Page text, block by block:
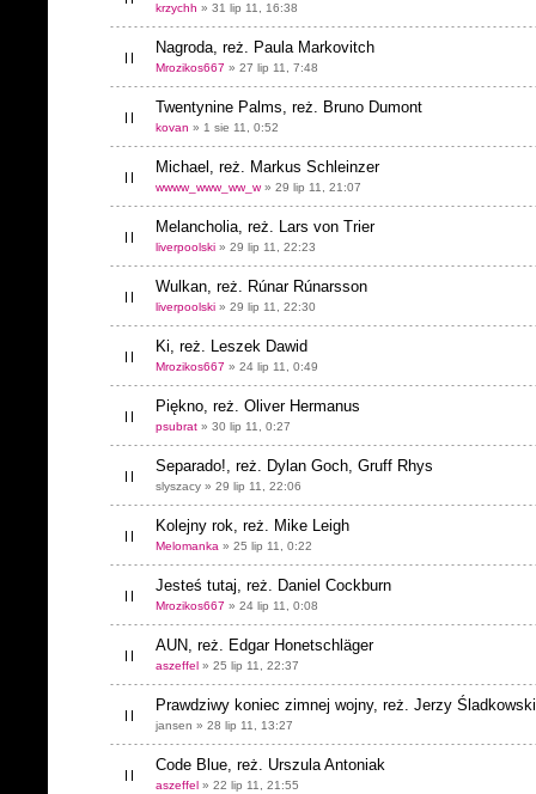
krzychh » 31 lip 11, 16:38
Nagroda, reż. Paula Markovitch
Mrozikos667 » 27 lip 11, 7:48
Twentynine Palms, reż. Bruno Dumont
kovan » 1 sie 11, 0:52
Michael, reż. Markus Schleinzer
wwww_www_ww_w» 29 lip 11, 21:07
Melancholia, reż. Lars von Trier
liverpoolski » 29 lip 11, 22:23
Wulkan, reż. Rúnar Rúnarsson
liverpoolski » 29 lip 11, 22:30
Ki, reż. Leszek Dawid
Mrozikos667 » 24 lip 11, 0:49
Piękno, reż. Oliver Hermanus
psubrat » 30 lip 11, 0:27
Separado!, reż. Dylan Goch, Gruff Rhys
slyszacy » 29 lip 11, 22:06
Kolejny rok, reż. Mike Leigh
Melomanka » 25 lip 11, 0:22
Jesteś tutaj, reż. Daniel Cockburn
Mrozikos667 » 24 lip 11, 0:08
AUN, reż. Edgar Honetschläger
aszeffel » 25 lip 11, 22:37
Prawdziwy koniec zimnej wojny, reż. Jerzy Śladkowski
jansen » 28 lip 11, 13:27
Code Blue, reż. Urszula Antoniak
aszeffel » 22 lip 11, 21:55